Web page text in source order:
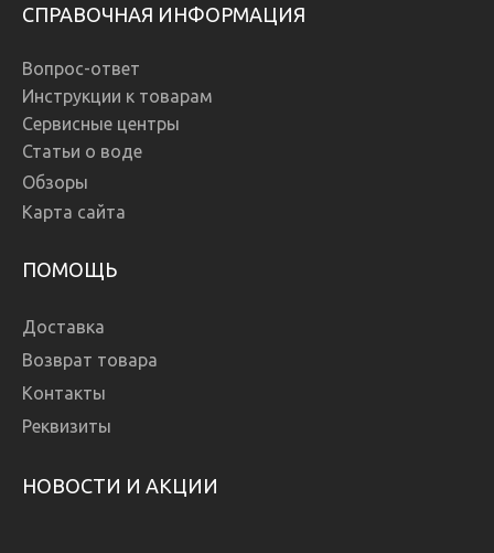
СПРАВОЧНАЯ ИНФОРМАЦИЯ
Вопрос-ответ
Инструкции к товарам
Сервисные центры
Статьи о воде
Обзоры
Карта сайта
ПОМОЩЬ
Доставка
Возврат товара
Контакты
Реквизиты
НОВОСТИ И АКЦИИ